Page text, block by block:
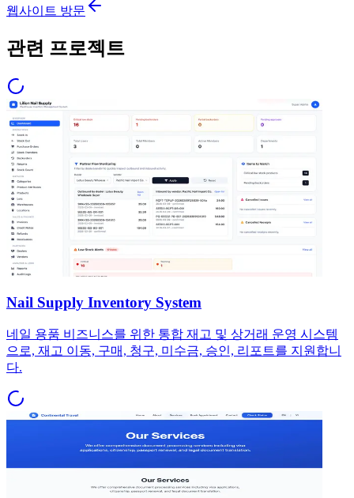
웹사이트 방문
관련 프로젝트
Nail Supply Inventory System
네일 용품 비즈니스를 위한 통합 재고 및 상거래 운영 시스템
으로, 재고 이동, 구매, 청구, 미수금, 승인, 리포트를 지원합니
다.